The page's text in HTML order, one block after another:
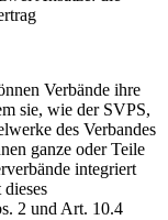
Verbände ihre
sie, wie der SVPS,
des Verbandes
ganze oder Teile
integriert
2 und Art. 10.4